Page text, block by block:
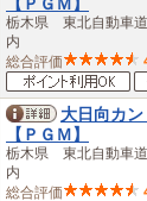
栃木県 東北自動車
内
総合評価
大日向カ
【ＰＧＭ】
栃木県 東北自動車
内
総合評価